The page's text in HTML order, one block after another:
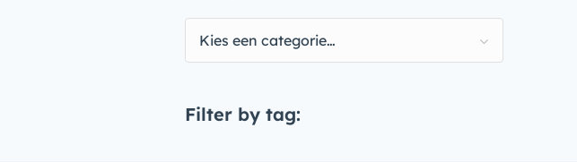
Kies een categorie…
Filter by tag: